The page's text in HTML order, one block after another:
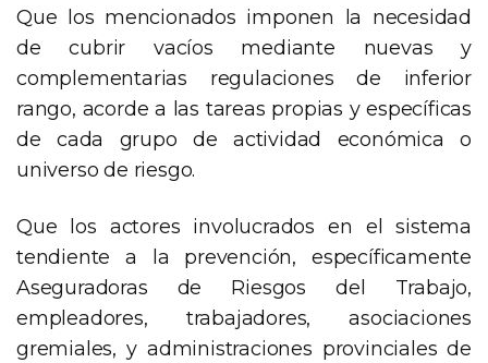
Que los mencionados imponen la necesidad
de cubrir vacíos mediante nuevas y
complementarias regulaciones de inferior
rango, acorde a las tareas propias y específicas
de cada grupo de actividad económica o
universo de riesgo.
Que los actores involucrados en el sistema
tendiente a la prevención, específicamente
Aseguradoras de Riesgos del Trabajo,
empleadores, trabajadores, asociaciones
gremiales, y administraciones provinciales de